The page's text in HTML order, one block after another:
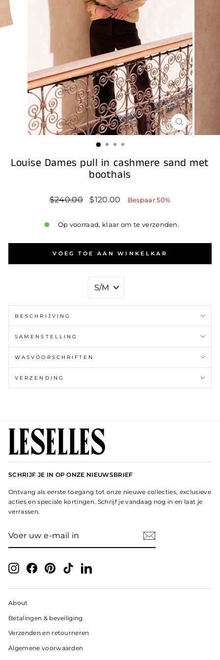
SLUIT
(ESC)
Louise Dames pull in cashmere sand met
boothals
Standaard
$240.00
Prijs
$120.00 Bespaar 50%
Op voorraad, klaar om te verzenden.
VOEG TOE AAN WINKELKAR
BESCHRIJVING
SAMENSTELLING
WASVOORSCHRIFTEN
VERZENDING
SCHRIJF JE IN OP ONZE NIEUWSBRIEF
Ontvang als eerste toegang tot onze nieuwe collecties, exclusieve
acties en speciale kortingen. Schrijf je vandaag nog in en laat je
verrassen.
UW
InstagramFacebookPinterestTikTokLinkedIn
About
Betalingen & beveiliging
Verzenden en retourneren
Algemene voorwaarden